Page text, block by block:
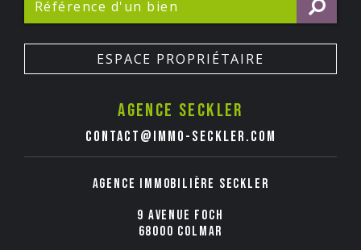
ESPACE PROPRIÉTAIRE
Agence seckler
contact@immo-seckler.com
Agence immobilière Seckler
9 avenue Foch
68000 COLMAR